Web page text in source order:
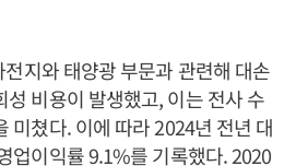
지와 태양광 부문과 관련해 대손
비용이 발생했고, 이는 전사 수
미쳤다. 이에 따라 2024년 전년 대
업이익률 9.1%를 기록했다. 2020